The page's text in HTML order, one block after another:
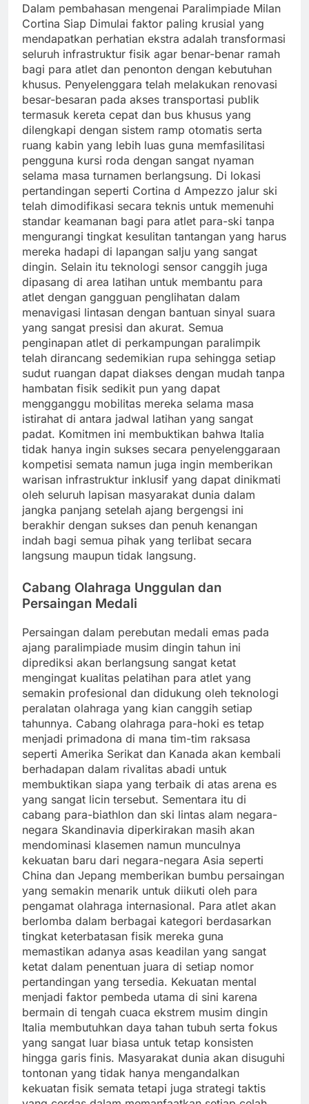
Dalam pembahasan mengenai Paralimpiade Milan
Cortina Siap Dimulai faktor paling krusial yang
mendapatkan perhatian ekstra adalah transformasi
seluruh infrastruktur fisik agar benar-benar ramah
bagi para atlet dan penonton dengan kebutuhan
khusus. Penyelenggara telah melakukan renovasi
besar-besaran pada akses transportasi publik
termasuk kereta cepat dan bus khusus yang
dilengkapi dengan sistem ramp otomatis serta
ruang kabin yang lebih luas guna memfasilitasi
pengguna kursi roda dengan sangat nyaman
selama masa turnamen berlangsung. Di lokasi
pertandingan seperti Cortina d Ampezzo jalur ski
telah dimodifikasi secara teknis untuk memenuhi
standar keamanan bagi para atlet para-ski tanpa
mengurangi tingkat kesulitan tantangan yang harus
mereka hadapi di lapangan salju yang sangat
dingin. Selain itu teknologi sensor canggih juga
dipasang di area latihan untuk membantu para
atlet dengan gangguan penglihatan dalam
menavigasi lintasan dengan bantuan sinyal suara
yang sangat presisi dan akurat. Semua
penginapan atlet di perkampungan paralimpik
telah dirancang sedemikian rupa sehingga setiap
sudut ruangan dapat diakses dengan mudah tanpa
hambatan fisik sedikit pun yang dapat
mengganggu mobilitas mereka selama masa
istirahat di antara jadwal latihan yang sangat
padat. Komitmen ini membuktikan bahwa Italia
tidak hanya ingin sukses secara penyelenggaraan
kompetisi semata namun juga ingin memberikan
warisan infrastruktur inklusif yang dapat dinikmati
oleh seluruh lapisan masyarakat dunia dalam
jangka panjang setelah ajang bergengsi ini
berakhir dengan sukses dan penuh kenangan
indah bagi semua pihak yang terlibat secara
langsung maupun tidak langsung.
Cabang Olahraga Unggulan dan
Persaingan Medali
Persaingan dalam perebutan medali emas pada
ajang paralimpiade musim dingin tahun ini
diprediksi akan berlangsung sangat ketat
mengingat kualitas pelatihan para atlet yang
semakin profesional dan didukung oleh teknologi
peralatan olahraga yang kian canggih setiap
tahunnya. Cabang olahraga para-hoki es tetap
menjadi primadona di mana tim-tim raksasa
seperti Amerika Serikat dan Kanada akan kembali
berhadapan dalam rivalitas abadi untuk
membuktikan siapa yang terbaik di atas arena es
yang sangat licin tersebut. Sementara itu di
cabang para-biathlon dan ski lintas alam negara-
negara Skandinavia diperkirakan masih akan
mendominasi klasemen namun munculnya
kekuatan baru dari negara-negara Asia seperti
China dan Jepang memberikan bumbu persaingan
yang semakin menarik untuk diikuti oleh para
pengamat olahraga internasional. Para atlet akan
berlomba dalam berbagai kategori berdasarkan
tingkat keterbatasan fisik mereka guna
memastikan adanya asas keadilan yang sangat
ketat dalam penentuan juara di setiap nomor
pertandingan yang tersedia. Kekuatan mental
menjadi faktor pembeda utama di sini karena
bermain di tengah cuaca ekstrem musim dingin
Italia membutuhkan daya tahan tubuh serta fokus
yang sangat luar biasa untuk tetap konsisten
hingga garis finis. Masyarakat dunia akan disuguhi
tontonan yang tidak hanya mengandalkan
kekuatan fisik semata tetapi juga strategi taktis